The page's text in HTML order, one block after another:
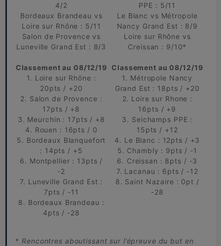
4/2
Bordeaux Brandeau vs
Loire sur Rhône : 5/11
Salon de Provence vs
Luneville Grand Est : 8/3
Classement au 08/12/19
1. Loire sur Rhône :
20pts / +20
2. Salon de Provence :
17pts / +8
3. Meurchin : 17pts / +8
4. Rouen : 16pts / 0
5. Bordeaux Blanquefort
: 14pts / +5
6. Montpellier : 13pts /
-2
7. Luneville Grand Est :
7pts / -11
8. Bordeaux Brandeau :
4pts / -28
PPE : 5/11
Le Blanc vs Métropole
Nancy Grand Est : 8/9
Loire sur Rhône vs
Creissan : 9/10*
Classement au 08/12/19
1. Métropole Nancy
Grand Est : 18pts / +20
2. Loire sur Rhone :
16pts / +9
3. Seichamps PPE :
15pts / +12
4. Le Blanc : 12pts / +3
5. Chambly : 9pts / -1
6. Creissan : 8pts / -3
7. Lacanau : 6pts / -12
8. Saint Nazaire : 0pt /
-28
* Rencontres aboutissant sur l’épreuve du but en